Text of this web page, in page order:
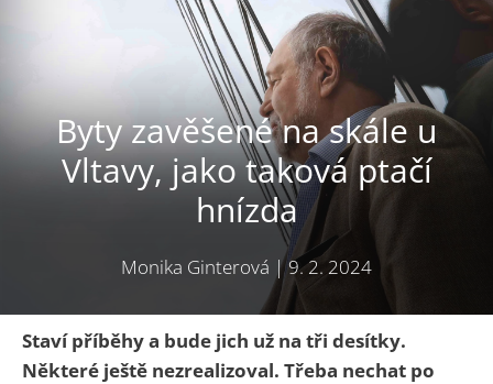
Byty zavěšené na skále u
Vltavy, jako taková ptačí
hnízda
Monika Ginterová |9. 2. 2024
Staví příběhy a bude jich už na tři desítky.
Některé ještě nezrealizoval. Třeba nechat po